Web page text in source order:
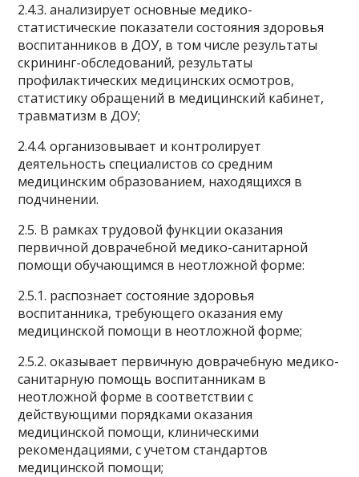
2.4.3. анализирует основные медико-
статистические показатели состояния здоровья
воспитанников в ДОУ, в том числе результаты
скрининг-обследований, результаты
профилактических медицинских осмотров,
статистику обращений в медицинский кабинет,
травматизм в ДОУ;
2.4.4. организовывает и контролирует
деятельность специалистов со средним
медицинским образованием, находящихся в
подчинении.
2.5. В рамках трудовой функции оказания
первичной доврачебной медико-санитарной
помощи обучающимся в неотложной форме:
2.5.1. распознает состояние здоровья
воспитанника, требующего оказания ему
медицинской помощи в неотложной форме;
2.5.2. оказывает первичную доврачебную медико-
санитарную помощь воспитанникам в
неотложной форме в соответствии с
действующими порядками оказания
медицинской помощи, клиническими
рекомендациями, с учетом стандартов
медицинской помощи;